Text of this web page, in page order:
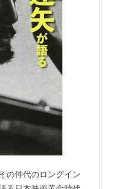
の仲代のロングイン